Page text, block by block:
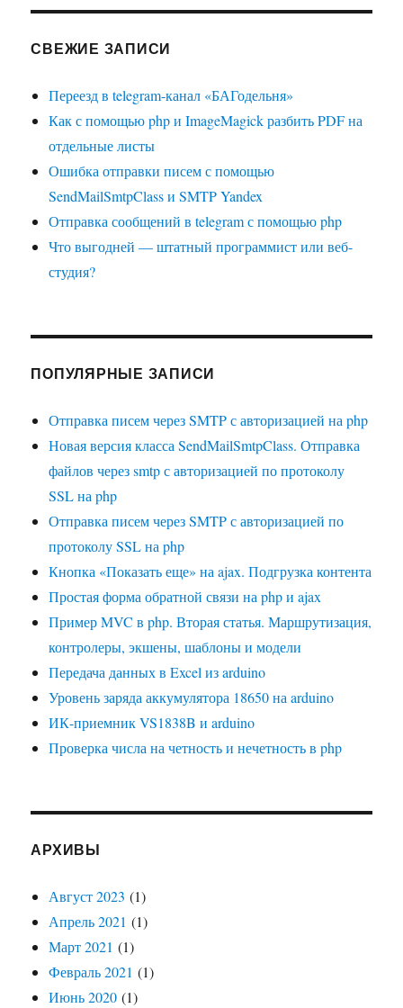
СВЕЖИЕ ЗАПИСИ
Переезд в telegram-канал «БАГодельня»
Как с помощью php и ImageMagick разбить PDF на
отдельные листы
Ошибка отправки писем с помощью
SendMailSmtpClass и SMTP Yandex
Отправка сообщений в telegram с помощью php
Что выгодней — штатный программист или веб-
студия?
ПОПУЛЯРНЫЕ ЗАПИСИ
Отправка писем через SMTP с авторизацией на php
Новая версия класса SendMailSmtpClass. Отправка
файлов через smtp с авторизацией по протоколу
SSL на php
Отправка писем через SMTP с авторизацией по
протоколу SSL на php
Кнопка «Показать еще» на ajax. Подгрузка контента
Простая форма обратной связи на php и ajax
Пример MVC в php. Вторая статья. Маршрутизация,
контролеры, экшены, шаблоны и модели
Передача данных в Excel из arduino
Уровень заряда аккумулятора 18650 на arduino
ИК-приемник VS1838B и arduino
Проверка числа на четность и нечетность в php
АРХИВЫ
Август 2023 (1)
Апрель 2021 (1)
Март 2021 (1)
Февраль 2021 (1)
Июнь 2020 (1)